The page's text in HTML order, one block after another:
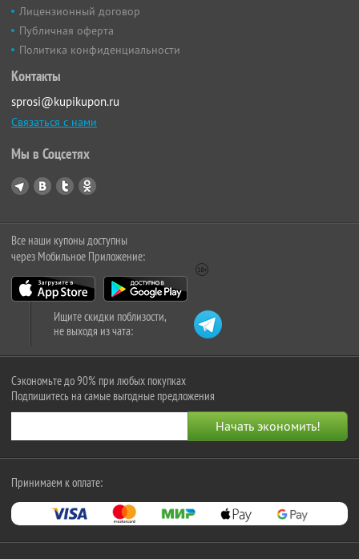
Лицензионный договор
Публичная оферта
Политика конфиденциальности
Контакты
sprosi@kupikupon.ru
Связаться с нами
Мы в Соцсетях
Все наши купоны доступны
через Мобильное Приложение:
Ищите скидки поблизости,
не выходя из чата:
Сэкономьте до 90% при любых покупках
Подпишитесь на самые выгодные предложения
Принимаем к оплате: